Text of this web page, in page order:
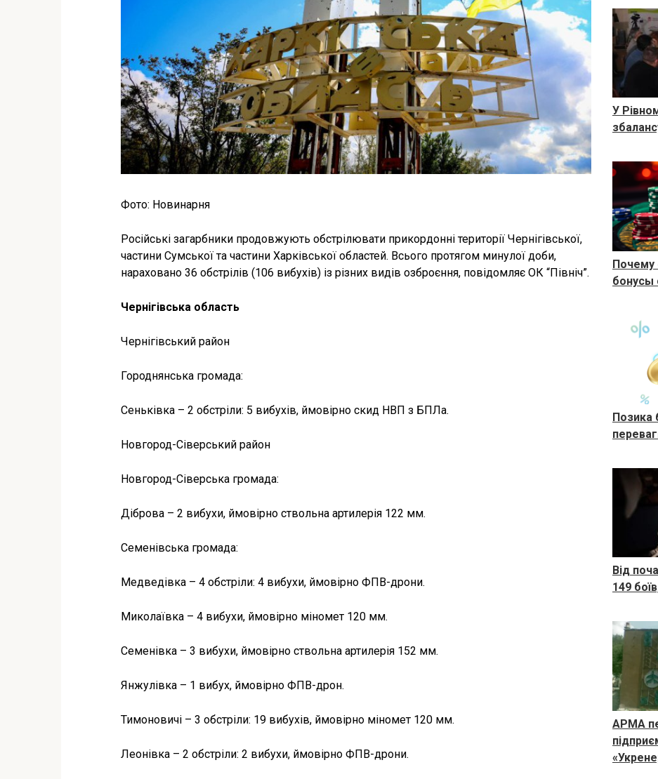
Фото: Новинарня
Російські загарбники продовжують обстрілювати прикордонні території Чернігівської,
частини Сумської та частини Харківської областей. Всього протягом минулої доби,
нараховано 36 обстрілів (106 вибухів) із різних видів озброєння, повідомляє ОК “Північ”.
Чернігівська область
Чернігівський район
Городнянська громада:
Сеньківка – 2 обстріли: 5 вибухів, ймовірно скид НВП з БПЛа.
Новгород-Сіверський район
Новгород-Сіверська громада:
Діброва – 2 вибухи, ймовірно ствольна артилерія 122 мм.
Семенівська громада:
Медведівка – 4 обстріли: 4 вибухи, ймовірно ФПВ-дрони.
Миколаївка – 4 вибухи, ймовірно міномет 120 мм.
Семенівка – 3 вибухи, ймовірно ствольна артилерія 152 мм.
Янжулівка – 1 вибух, ймовірно ФПВ-дрон.
Тимоновичі – 3 обстріли: 19 вибухів, ймовірно міномет 120 мм.
Леонівка – 2 обстріли: 2 вибухи, ймовірно ФПВ-дрони.
У
Почему
бонусы
Позика
Від
149
АРМА